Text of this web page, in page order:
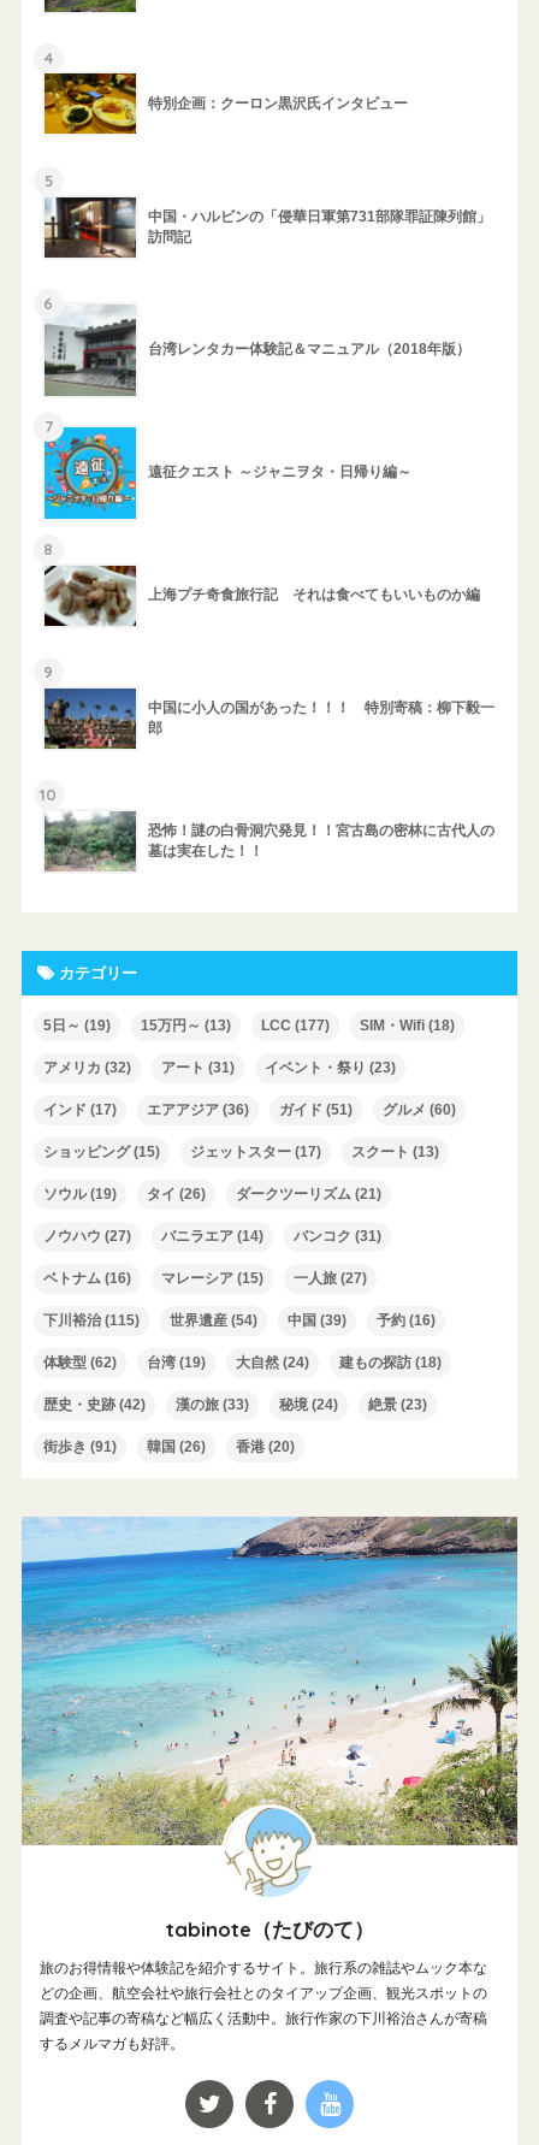
4
特別企画：クーロン黒沢氏インタビュー
5
中国・ハルビンの「侵華日軍第731部隊罪証陳列館」
訪問記
6
台湾レンタカー体験記＆マニュアル（2018年版）
7
遠征クエスト ～ジャニヲタ・日帰り編～
8
上海プチ奇食旅行記 それは食べてもいいものか編
9
中国に小人の国があった！！！ 特別寄稿：柳下毅一
郎
10
恐怖！謎の白骨洞穴発見！！宮古島の密林に古代人の
墓は実在した！！
カテゴリー
5日～ (19) 15万円～ (13) LCC (177) SIM・Wifi(18)
アメリカ (32) アート (31) イベント・祭り (23)
インド (17) エアアジア(36) ガイド (51) グルメ (60)
ショッピング(15) ジェットスター(17) スクート (13)
ソウル(19) タイ (26) ダークツーリズム (21)
ノウハウ (27) バニラエア(14) バンコク (31)
ベトナム (16) マレーシア(15) 一人旅(27)
下川裕治(115) 世界遺産(54) 中国 (39) 予約(16)
体験型(62) 台湾(19) 大自然(24) 建もの探訪(18)
歴史・史跡(42) 漢の旅(33) 秘境(24) 絶景(23)
街歩き (91) 韓国 (26) 香港(20)
tabinote（たびのて）
旅のお得情報や体験記を紹介するサイト。旅行系の雑誌やムック本な
どの企画、航空会社や旅行会社とのタイアップ企画、観光スポットの
調査や記事の寄稿など幅広く活動中。旅行作家の下川裕治さんが寄稿
するメルマガも好評。